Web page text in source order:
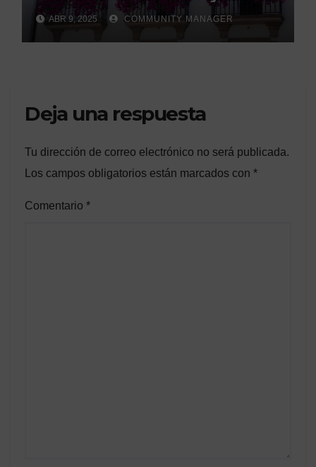
legales de la Asociación
Española de Consumidores.
ABR 9, 2025 COMMUNITY MANAGER
Deja una respuesta
Tu dirección de correo electrónico no será publicada.
Los campos obligatorios están marcados con *
Comentario *